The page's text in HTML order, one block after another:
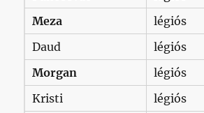
Meza
légiós
Daud
légiós
Morgan
légiós
Kristi
légiós